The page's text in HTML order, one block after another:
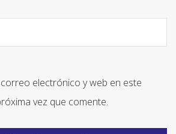
electrónico y web en este
vez que comente.